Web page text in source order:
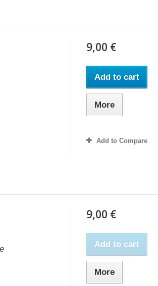
9,00 €
Add to cart
More
Add to Compare
9,00 €
Add to cart
More